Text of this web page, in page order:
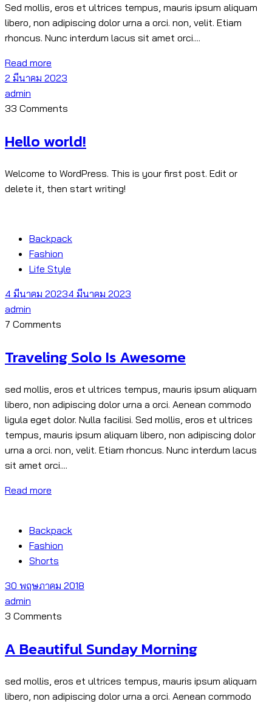
Sed mollis, eros et ultrices tempus, mauris ipsum aliquam
libero, non adipiscing dolor urna a orci. non, velit. Etiam
rhoncus. Nunc interdum lacus sit amet orci....
Read more
2 มีนาคม 2023
admin
33 Comments
Hello world!
Welcome to WordPress. This is your first post. Edit or
delete it, then start writing!
Backpack
Fashion
Life Style
4 มีนาคม 20234 มีนาคม 2023
admin
7 Comments
Traveling Solo Is Awesome
sed mollis, eros et ultrices tempus, mauris ipsum aliquam
libero, non adipiscing dolor urna a orci. Aenean commodo
ligula eget dolor. Nulla facilisi. Sed mollis, eros et ultrices
tempus, mauris ipsum aliquam libero, non adipiscing dolor
urna a orci. non, velit. Etiam rhoncus. Nunc interdum lacus
sit amet orci....
Read more
Backpack
Fashion
Shorts
30 พฤษภาคม 2018
admin
3 Comments
A Beautiful Sunday Morning
sed mollis, eros et ultrices tempus, mauris ipsum aliquam
libero, non adipiscing dolor urna a orci. Aenean commodo